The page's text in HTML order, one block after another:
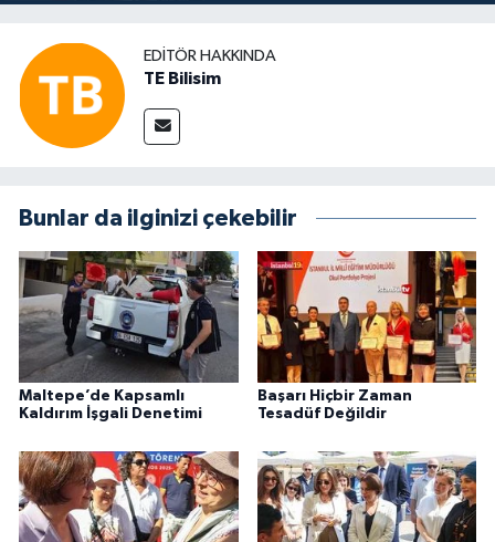
EDITÖR HAKKINDA
TE Bilisim
Bunlar da ilginizi çekebilir
Maltepe’de Kapsamlı
Kaldırım İşgali Denetimi
Başarı Hiçbir Zaman
Tesadüf Değildir